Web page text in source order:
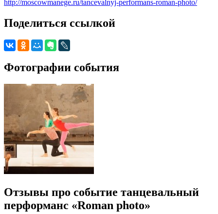
http://moscowmanege.ru/tancevalnyj-performans-roman-photo/
Поделиться ссылкой
Фотографии события
Отзывы про событие танцевальный
перформанс «Roman photo»